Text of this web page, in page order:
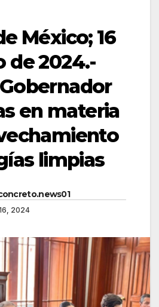
México; 16
de 2024.-
en materia
limpias
2024